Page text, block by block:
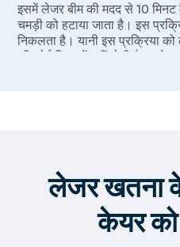
इसमें लेजर बीम की मदद से 10
चमड़ी को हटाया जाता है। इस
निकलता है। यानी इस प्रक्रिया
की कोई दिक्कतें नहीं होती है, इसके
लेजर खतना के
केयर